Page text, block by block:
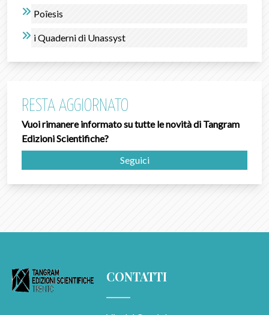
Poîesis
i Quaderni di Unassyst
RESTA AGGIORNATO
Vuoi rimanere informato su tutte le novità di Tangram
Edizioni Scientifiche?
Seguici
CONTATTI